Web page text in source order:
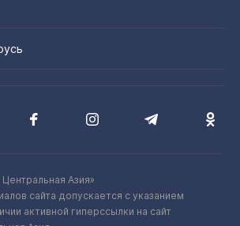
Азия»
сайта допускается с указанием
активной гиперссылки на сайт